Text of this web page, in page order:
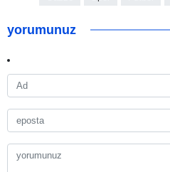
yorumunuz